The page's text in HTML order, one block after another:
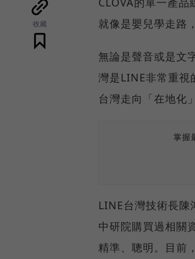
收藏
就像是嬰兒學走路
無論是聲音或是文
灣是LINE非常重視
台灣走向「在地化」
掌握
LINE台灣技術長
中研院購買過相關
精準、聰明。目前